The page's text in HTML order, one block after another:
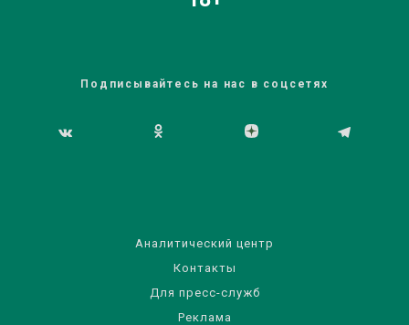
Подписывайтесь на нас в соцсетях
Аналитический центр
Контакты
Для пресс-служб
Реклама